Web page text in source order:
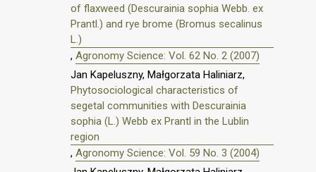
of flaxweed (Descurainia sophia Webb. ex
Prantl.) and rye brome (Bromus secalinus
L.)
, Agronomy Science: Vol. 62 No. 2 (2007)
Jan Kapeluszny, Małgorzata Haliniarz,
Phytosociological characteristics of
segetal communities with Descurainia
sophia (L.) Webb ex Prantl in the Lublin
region
, Agronomy Science: Vol. 59 No. 3 (2004)